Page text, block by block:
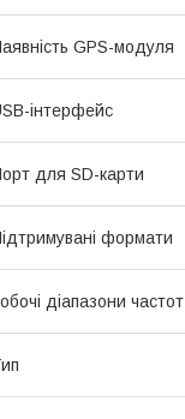
GPS-модуля
інтерфейс
для SD-карти
формати
діапазони частот